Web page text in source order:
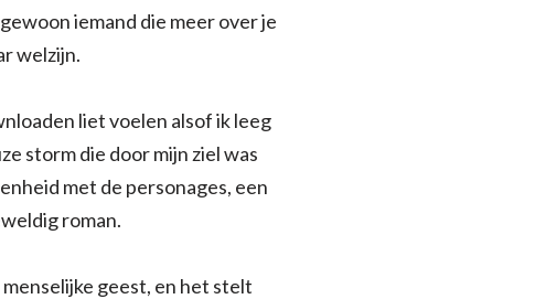
iemand die meer over je
welzijn.
liet voelen alsof ik leeg
storm die door mijn ziel was
met de personages, een
roman.
geest, en het stelt